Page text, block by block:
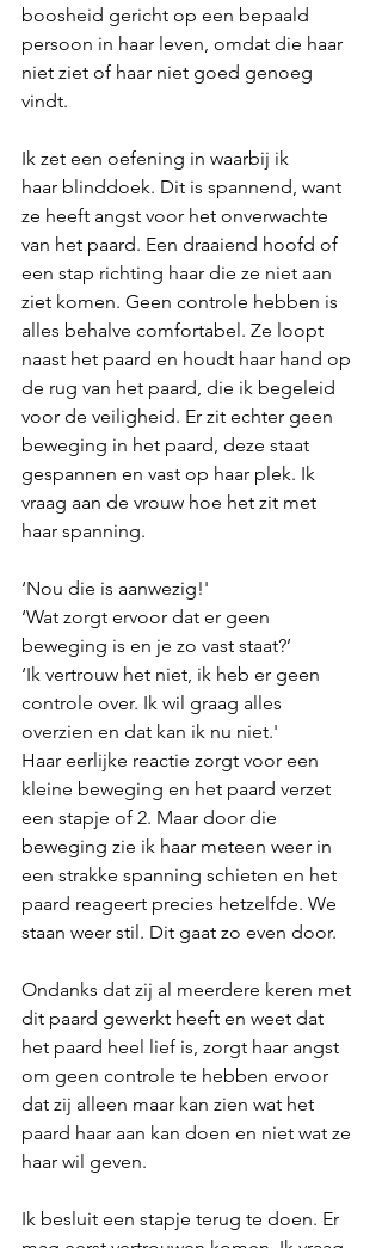
boosheid gericht op een bepaald
persoon in haar leven, omdat die haar
niet ziet of haar niet goed genoeg
vindt.
Ik zet een oefening in waarbij ik
haar blinddoek. Dit is spannend, want
ze heeft angst voor het onverwachte
van het paard. Een draaiend hoofd of
een stap richting haar die ze niet aan
ziet komen. Geen controle hebben is
alles behalve comfortabel. Ze loopt
naast het paard en houdt haar hand op
de rug van het paard, die ik begeleid
voor de veiligheid. Er zit echter geen
beweging in het paard, deze staat
gespannen en vast op haar plek. Ik
vraag aan de vrouw hoe het zit met
haar spanning.
‘Nou die is aanwezig!'
‘Wat zorgt ervoor dat er geen
beweging is en je zo vast staat?’
‘Ik vertrouw het niet, ik heb er geen
controle over. Ik wil graag alles
overzien en dat kan ik nu niet.'
Haar eerlijke reactie zorgt voor een
kleine beweging en het paard verzet
een stapje of 2. Maar door die
beweging zie ik haar meteen weer in
een strakke spanning schieten en het
paard reageert precies hetzelfde. We
staan weer stil. Dit gaat zo even door.
Ondanks dat zij al meerdere keren met
dit paard gewerkt heeft en weet dat
het paard heel lief is, zorgt haar angst
om geen controle te hebben ervoor
dat zij alleen maar kan zien wat het
paard haar aan kan doen en niet wat ze
haar wil geven.
Ik besluit een stapje terug te doen. Er